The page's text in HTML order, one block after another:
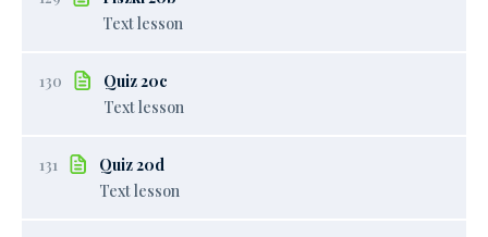
Text lesson
130
Quiz 20c
Text lesson
131
Quiz 20d
Text lesson